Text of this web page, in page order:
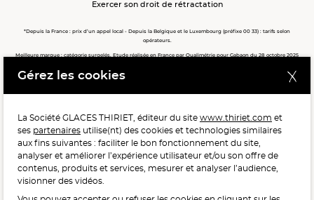
Exercer son droit de rétractation
*Depuis la France : prix d’un appel local - Depuis la Belgique et le Luxembourg (préfixe 00 33) : tarifs selon
opérateurs.
Meilleure marque : catégorie surgelés. Etude réalisée en France par Qualimétrie pour Gabaon du 28 octobre 2025
Meilleure chaîne de magasins, Meilleur e-commerçant, Meilleure relation clients : catégorie surgelés. Étude
POUR VOTRE SANTÉ, MANGEZ AU MOINS CINQ FRUITS ET
LÉGUMES PAR JOUR.WWW.MANGERBOUGER.FR
Gérez les cookies
La Société GLACES THIRIET, éditeur du site www.thiriet.com et
ses partenaires utilise(nt) des cookies et technologies similaires
aux fins suivantes : faciliter le bon fonctionnement du site,
analyser et améliorer l’expérience utilisateur et/ou son offre de
contenus, produits et services, mesurer et analyser l’audience,
visionner des vidéos.